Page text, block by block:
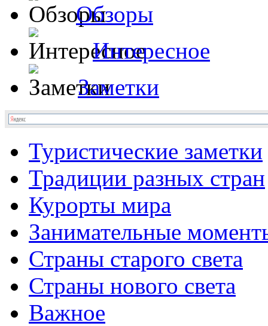
Обзоры
Интересное
Заметки
Туристические заметки
Традиции разных стран
Курорты мира
Занимательные
Страны старого света
Страны нового света
Важное